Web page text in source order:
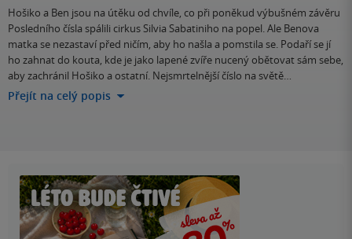
Hošiko a Ben jsou na útěku od chvíle, co při poněkud výbušném závěru
Posledního čísla spálili cirkus Silvia Sabatiniho na popel. Ale Benova
matka se nezastaví před ničím, aby ho našla a pomstila se. Podaří se jí
ho zahnat do kouta, kde je jako lapené zvíře nucený obětovat sám sebe,
aby zachránil Hošiko a ostatní. Nejsmrtelnější číslo na světě…
Přejít na celý popis